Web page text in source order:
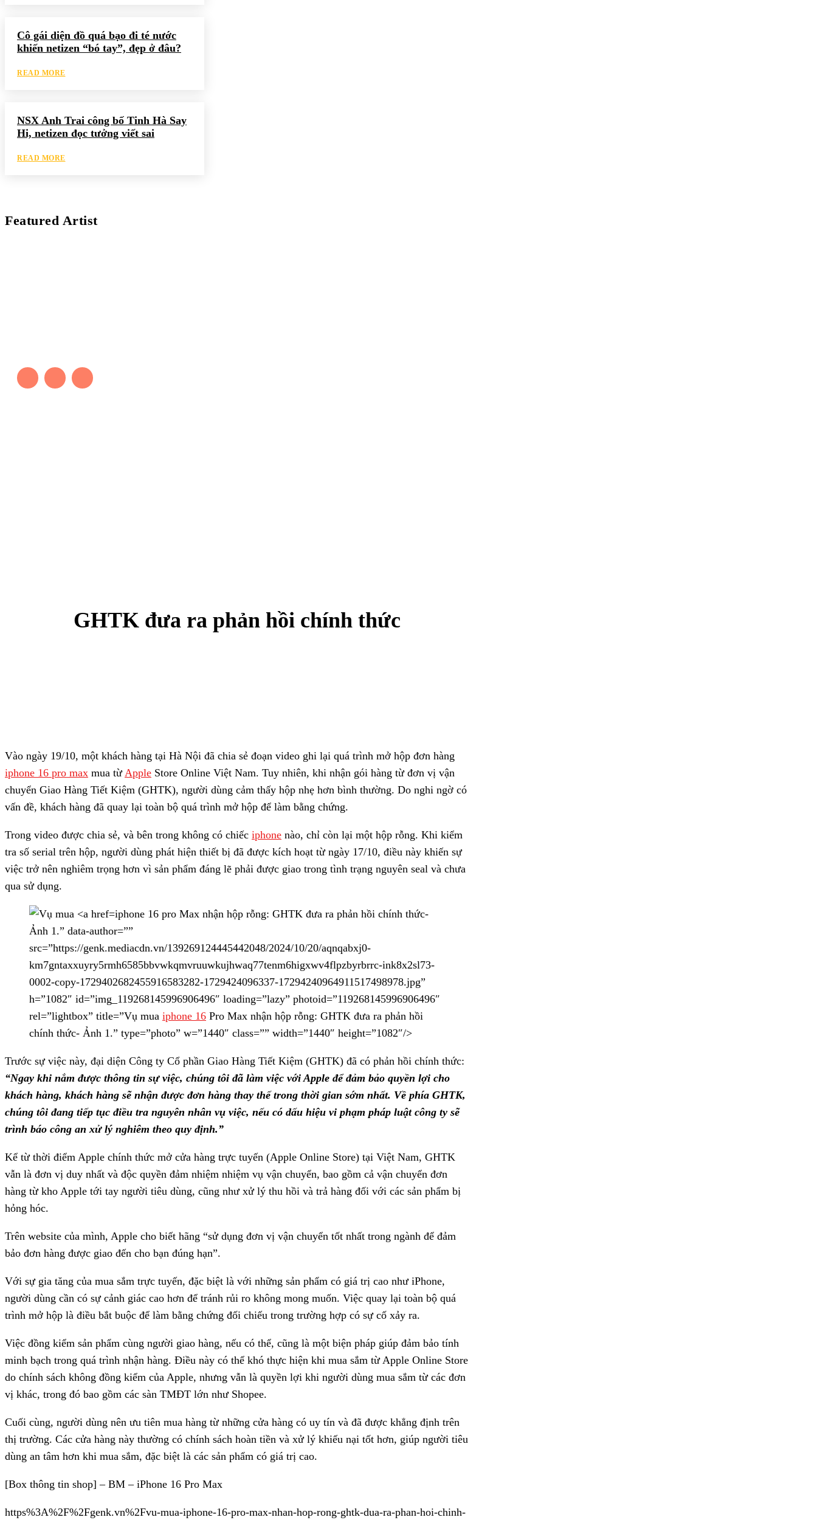
Cô gái diện đồ quá bạo đi té nước
khiến netizen “bó tay”, đẹp ở đâu?
READ MORE
NSX Anh Trai công bố Tinh Hà Say
Hi, netizen đọc tưởng viết sai
READ MORE
Featured Artist
GHTK đưa ra phản hồi chính thức
Vào ngày 19/10, một khách hàng tại Hà Nội đã chia sẻ đoạn video ghi lại quá trình mở hộp đơn hàng
iphone 16 pro max mua từ Apple Store Online Việt Nam. Tuy nhiên, khi nhận gói hàng từ đơn vị vận
chuyển Giao Hàng Tiết Kiệm (GHTK), người dùng cảm thấy hộp nhẹ hơn bình thường. Do nghi ngờ có
vấn đề, khách hàng đã quay lại toàn bộ quá trình mở hộp để làm bằng chứng.
Trong video được chia sẻ, và bên trong không có chiếc iphone nào, chỉ còn lại một hộp rỗng. Khi kiểm
tra số serial trên hộp, người dùng phát hiện thiết bị đã được kích hoạt từ ngày 17/10, điều này khiến sự
việc trở nên nghiêm trọng hơn vì sản phẩm đáng lẽ phải được giao trong tình trạng nguyên seal và chưa
qua sử dụng.
iphone 16 pro Max nhận hộp rỗng: GHTK đưa ra phản hồi chính thức-
Ảnh 1.” data-author=””
src=”https://genk.mediacdn.vn/139269124445442048/2024/10/20/aqnqabxj0-
km7gntaxxuyry5rmh6585bbvwkqmvruuwkujhwaq77tenm6higxwv4flpzbyrbrrc-ink8x2sl73-
0002-copy-1729402682455916583282-1729424096337-17294240964911517498978.jpg”
h=”1082″ id=”img_119268145996906496″ loading=”lazy” photoid=”119268145996906496″
rel=”lightbox” title=”Vụ mua iphone 16 Pro Max nhận hộp rỗng: GHTK đưa ra phản hồi
chính thức- Ảnh 1.” type=”photo” w=”1440″ class=”” width=”1440″ height=”1082″/>
Trước sự việc này, đại diện Công ty Cổ phần Giao Hàng Tiết Kiệm (GHTK) đã có phản hồi chính thức:
“Ngay khi nắm được thông tin sự việc, chúng tôi đã làm việc với Apple để đảm bảo quyền lợi cho
khách hàng, khách hàng sẽ nhận được đơn hàng thay thế trong thời gian sớm nhất. Về phía GHTK,
chúng tôi đang tiếp tục điều tra nguyên nhân vụ việc, nếu có dấu hiệu vi phạm pháp luật công ty sẽ
trình báo công an xử lý nghiêm theo quy định.”
Kể từ thời điểm Apple chính thức mở cửa hàng trực tuyến (Apple Online Store) tại Việt Nam, GHTK
vẫn là đơn vị duy nhất và độc quyền đảm nhiệm nhiệm vụ vận chuyển, bao gồm cả vận chuyển đơn
hàng từ kho Apple tới tay người tiêu dùng, cũng như xử lý thu hồi và trả hàng đối với các sản phẩm bị
hỏng hóc.
Trên website của mình, Apple cho biết hãng “sử dụng đơn vị vận chuyển tốt nhất trong ngành để đảm
bảo đơn hàng được giao đến cho bạn đúng hạn”.
Với sự gia tăng của mua sắm trực tuyến, đặc biệt là với những sản phẩm có giá trị cao như iPhone,
người dùng cần có sự cảnh giác cao hơn để tránh rủi ro không mong muốn. Việc quay lại toàn bộ quá
trình mở hộp là điều bắt buộc để làm bằng chứng đối chiếu trong trường hợp có sự cố xảy ra.
Việc đồng kiểm sản phẩm cùng người giao hàng, nếu có thể, cũng là một biện pháp giúp đảm bảo tính
minh bạch trong quá trình nhận hàng. Điều này có thể khó thực hiện khi mua sắm từ Apple Online Store
do chính sách không đồng kiểm của Apple, nhưng vẫn là quyền lợi khi người dùng mua sắm từ các đơn
vị khác, trong đó bao gồm các sàn TMĐT lớn như Shopee.
Cuối cùng, người dùng nên ưu tiên mua hàng từ những cửa hàng có uy tín và đã được khẳng định trên
thị trường. Các cửa hàng này thường có chính sách hoàn tiền và xử lý khiếu nại tốt hơn, giúp người tiêu
dùng an tâm hơn khi mua sắm, đặc biệt là các sản phẩm có giá trị cao.
[Box thông tin shop] – BM – iPhone 16 Pro Max
https%3A%2F%2Fgenk.vn%2Fvu-mua-iphone-16-pro-max-nhan-hop-rong-ghtk-dua-ra-phan-hoi-chinh-